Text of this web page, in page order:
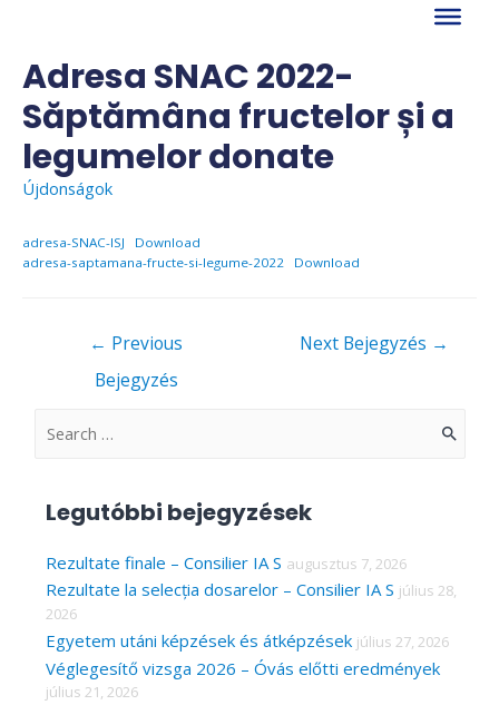
contentAdresa SNAC 2022-
Săptămâna fructelor și a
legumelor donate
Újdonságok
adresa-SNAC-ISJ
Download
adresa-saptamana-fructe-si-legume-2022
Download
← Previous
Bejegyzés
Next Bejegyzés →
S
c
h
f
r
Legutóbbi bejegyzések
Rezultate finale – Consilier IA S augusztus 7, 2026
Rezultate la selecția dosarelor – Consilier IA S július 28,
2026
Egyetem utáni képzések és átképzések július 27, 2026
Véglegesítő vizsga 2026 – Óvás előtti eredmények
július 21, 2026